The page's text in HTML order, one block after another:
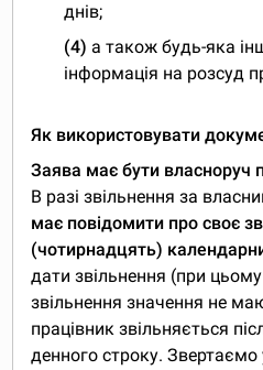
днів;
(4) а також будь-яка
інформація на розсуд
Як використовувати
Заява має бути власноруч
В разі звільнення за
має повідомити про своє
(чотирнадцять)
дати звільнення (при
звільнення значення не
працівник звільняється
денного строку.